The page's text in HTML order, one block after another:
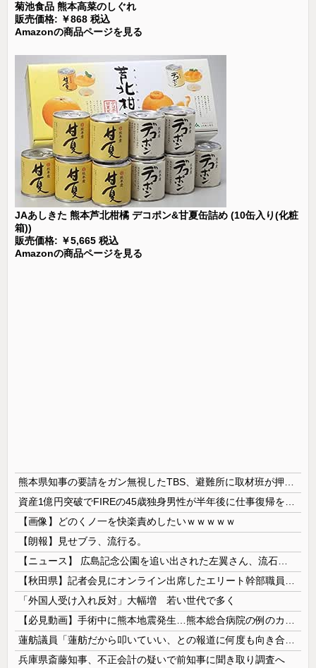
菊池食品 熊本高菜のしぐれ
販売価格: ￥868 税込
Amazonの商品ページを見る
JAあしきた 熊本芦北柑橘 デコポン&甘夏缶詰め (10缶入り(化粧
箱))
販売価格: ￥5,665 税込
Amazonの商品ページを見る
【画像】どのくノ一を快楽責めしたいｗｗｗｗｗ
【朗報】見せブラ、流行る。
「外国人受け入れ反対」大幅増 若い世代で多く
兵庫県斎藤知事、不正会計の疑いで前知事に聞き取り調査へ